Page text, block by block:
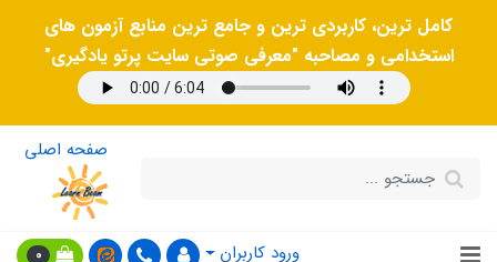
کامل ترین، کاربردی ترین و جامع ترین منابع آزمون های
استخدامی و مصاحبه "معرفی صوتی سایت پرتو یادگیری"
صفحه اصلی
ورود کاربران 0